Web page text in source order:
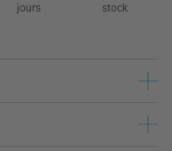
jours
stock